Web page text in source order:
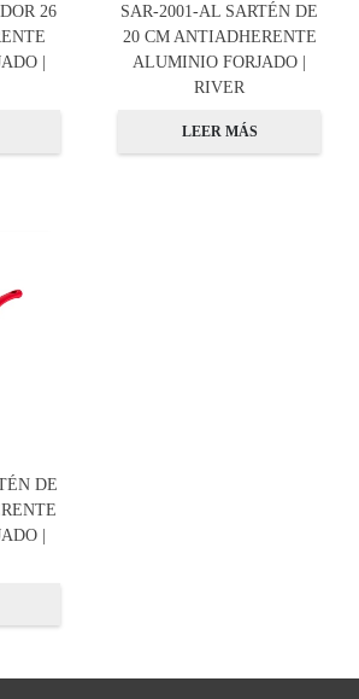
26
|
SAR-2001-AL SARTÉN DE
20 CM ANTIADHERENTE
ALUMINIO FORJADO |
RIVER
LEER MÁS
DE
|